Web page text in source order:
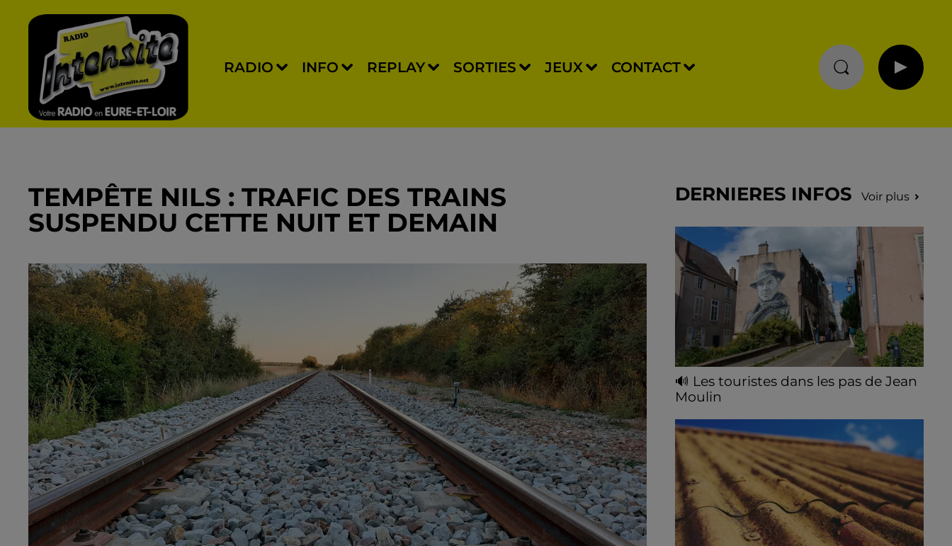
RADIO INFO REPLAY SORTIES JEUX CONTACT
TEMPÊTE NILS : TRAFIC DES TRAINS
SUSPENDU CETTE NUIT ET DEMAIN
DERNIERES INFOS Voir plus
🔊 Les touristes dans les pas de Jean
Moulin
les sorties estivales de Chartres Tourisme.